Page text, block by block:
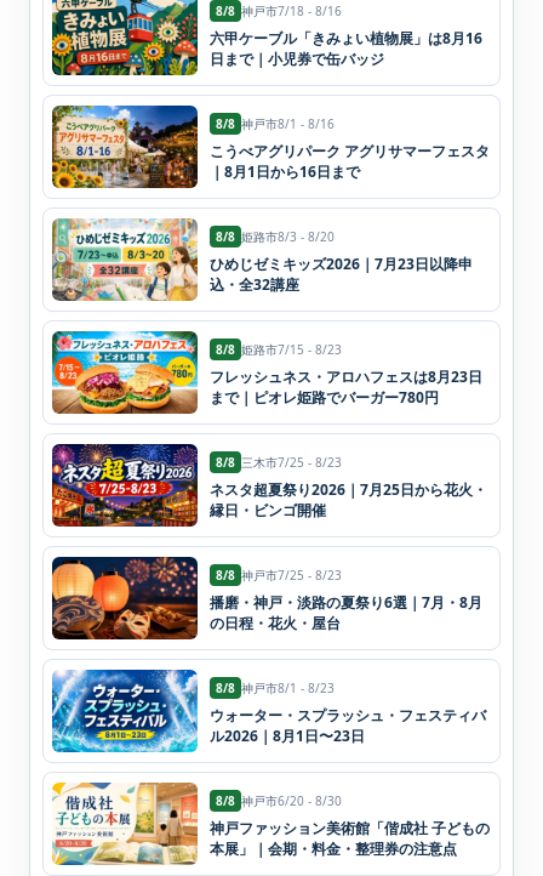
8/8 神戸市7/18 - 8/16
六甲ケーブル「きみょい植物展」は8月16
日まで｜小児券で缶バッジ
8/8 神戸市8/1 - 8/16
こうべアグリパーク アグリサマーフェスタ
｜8月1日から16日まで
8/8 姫路市8/3 - 8/20
ひめじゼミキッズ2026｜7月23日以降申
込・全32講座
8/8 姫路市7/15 - 8/23
フレッシュネス・アロハフェスは8月23日
まで｜ピオレ姫路でバーガー780円
8/8 三木市7/25 - 8/23
ネスタ超夏祭り2026｜7月25日から花火・
縁日・ビンゴ開催
8/8 神戸市7/25 - 8/23
播磨・神戸・淡路の夏祭り6選｜7月・8月
の日程・花火・屋台
8/8 神戸市8/1 - 8/23
ウォーター・スプラッシュ・フェスティバ
ル2026｜8月1日〜23日
8/8 神戸市6/20 - 8/30
神戸ファッション美術館「偕成社 子どもの
本展」｜会期・料金・整理券の注意点